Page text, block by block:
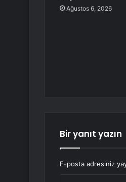
Ağustos 6, 2026
Bir yanıt yazın
E-posta adresiniz